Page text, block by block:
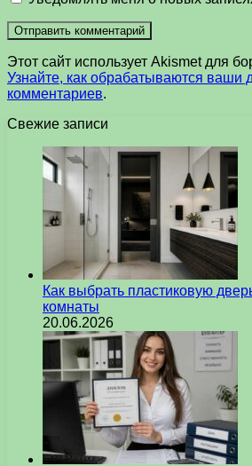
Этот сайт использует Akismet для
Узнайте, как обрабатываются ваши
комментариев.
Свежие записи
Как выбрать пластиковую
комнаты
20.06.2026